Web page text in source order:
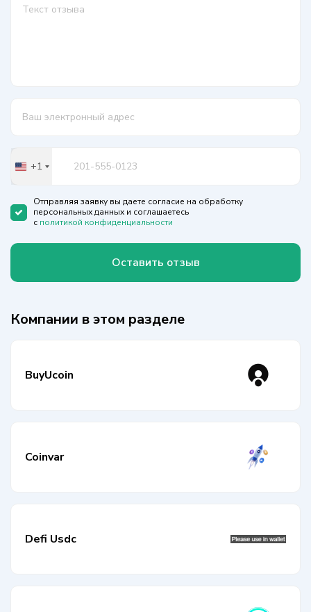
United
+1
Отправляя заявку вы даете согласие на обработку
персональных данных и соглашаетесь
с политикой конфиденциальности
Оставить отзыв
Компании в этом разделе
BuyUcoin
Coinvar
Defi Usdc